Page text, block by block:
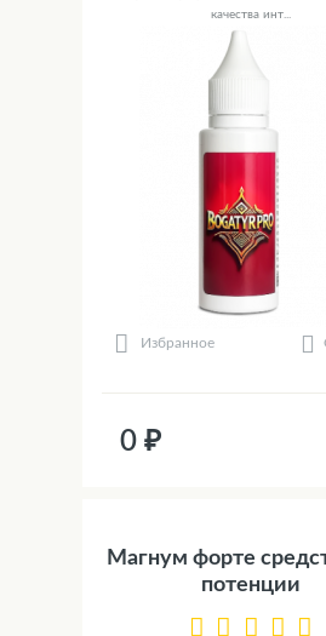
качества инт...
Избранное
0 ₽
Магнум форте
потенции